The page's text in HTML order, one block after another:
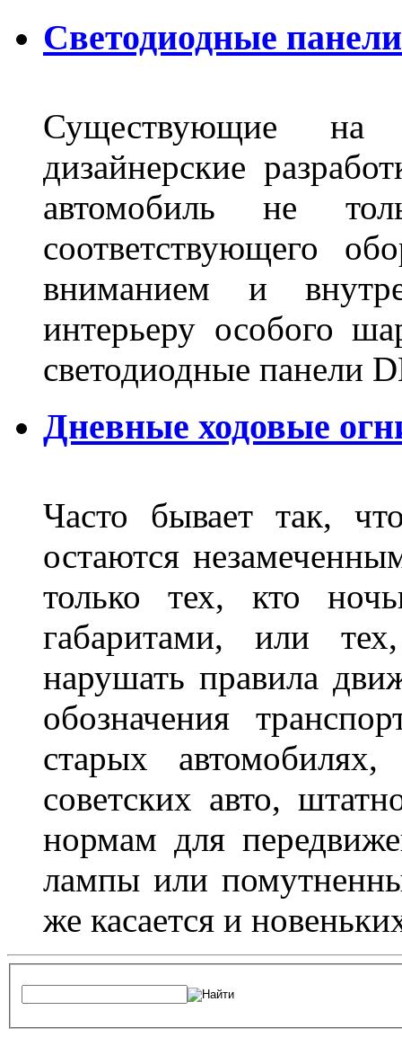
Светодиодные
Существующие
дизайнерские
автомобиль не
соответствующего
вниманием и
интерьеру особого
светодиодные панели
Дневные ходовые
Часто бывает так,
остаются
только тех, кто
габаритами, или
нарушать правила
обозначения
старых
советских авто,
нормам для
лампы или
же касается и